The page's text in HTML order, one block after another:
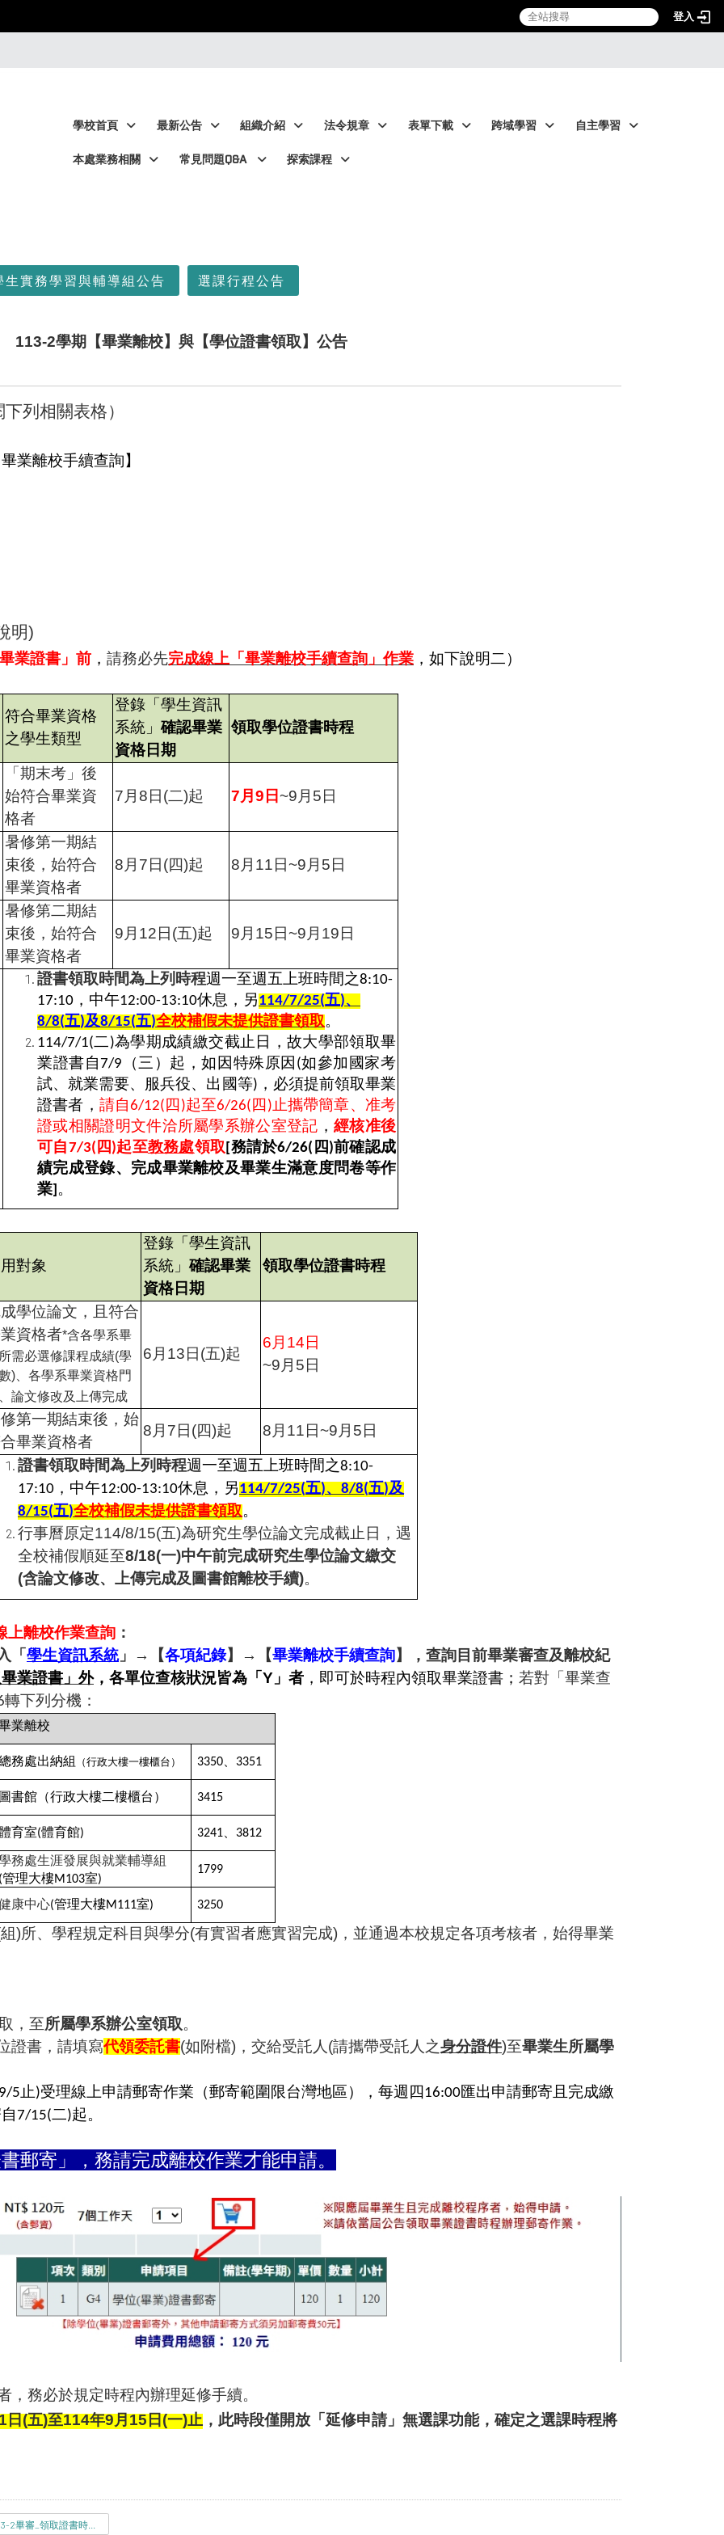
登入
學校首頁 最新公告 組織介紹 法令規章 表單下載 跨域學習 自主學習
本處業務相關 常見問題Q&A 探索課程
生實務學習與輔導組公告 選課行程公告
113-2學期【畢業離校】與【學位證書領取】公告
列相關表格）
業離校手續查詢】
明)
業證書」前 ， 請務必先完成線上「畢業離校手續查詢」作業 ，如下說明二）
符合畢業資格
之學生類型
登錄「學生資訊
系統」確認畢業
資格日期
領取學位證書時程
「期末考」後
始符合畢業資
格者
7 月 8 日 (二)起 7月 9 日~9 月 5 日
暑修第一期結
束後，始符合
畢業資格者
8 月 7 日 (四)起 8 月 11 日~9 月 5 日
暑修第二期結
束後，始符合
畢業資格者
9 月 12 日 (五)起 9 月 15 日~9 月 19 日
證書領取時間為上列時程週一至週五上班時間之8:10-
17:10 ，中午12:00-13:10休息，另114/7/25(五)、
8/8(五)及8/15(五)全校補假未提供證書領取。
114/7/1(二)為學期成績繳交截止日，故大學部領取畢
業證書自 7/9 （三）起，如因特殊原因 (如參加國家考
試、就業需要、服兵役、出國等) ，必須提前領取畢業
證書者， 請自6/12( 四 )起至6/26( 四 ) 止攜帶簡章、准考
證或相關證明文件洽所屬學系辦公室登記 ，經核准後
可自7/3( 四 )起至教務處領取 [務請於6/26( 四 )前確認成
績完成登錄、完成畢業離校及畢業生滿意度問卷等作
業] 。
對象
登錄「學生資訊
系統」確認畢業
資格日期
領取學位證書時程
學位論文，且符合
資格者*含各學系畢
需必選修課程成績(學
) 、各學系畢業資格門
論文修改及上傳完成
6 月 13 日 (五)起
6 月 14 日
~9 月 5 日
第一期結束後，始
畢業資格者
8 月 7 日 (四)起 8 月 11 日~9 月 5 日
證書領取時間為上列時程週一至週五上班時間之8:10-
17:10 ，中午12:00-13:10休息，另114/7/25(五)、 8/8(五)及
8/15(五)全校補假未提供證書領取。
行事曆原定114/8/15(五)為研究生學位論文完成截止日，遇
全校補假順延至8/18(一)中午前完成研究生學位論文繳交
(含論文修改、上傳完成及圖書館離校手續)。
上離校作業查詢 ：
「 學生資訊系統」 → 【各項紀錄】 → 【畢業離校手續查詢】，查詢目前畢業審查及離校紀
業證書」外，各單位查核狀況皆為「 Y 」者 ，即可於時程內領取畢業證書； 若對「畢業查
轉下列分機：
業離校
務處出納組 （行政大樓一樓櫃台） 3350 3351
圖書館（行政大樓二樓櫃台） 3415
育室(體育館) 3241 3812
務處生涯發展與就業輔導組
(管理大樓M103室)
1799
康中心(管理大樓M111室) 3250
組)所、學程規定科目與學分(有實習者應實習完成) ，並通過本校規定各項考核者，始得畢業
，至所屬學系辦公室領取。
證書，請填寫代領委託書(如附檔) ，交給受託人 (請攜帶受託人之身分證件)至畢業生所屬學
9/5 止)受理線上申請郵寄作業 （郵寄範圍限台灣地區） ，每週四 16:00匯出申請郵寄且完成繳
7/15(二)起。
郵寄」，務請完成離校作業才能申請。
，務必於規定時程內辦理延修手續。
日(五)至114年9月15日(一)止，此時段僅開放「延修申請」無選課功能，確定之選課時程將